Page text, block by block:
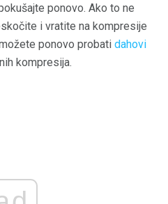
ponovo. Ako to ne
i vratite na kompresije
ponovo probati dahovi
kompresija.